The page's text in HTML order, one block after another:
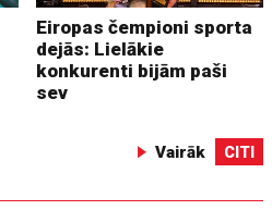
Eiropas čempioni sporta
dejās: Lielākie
konkurenti bijām paši
sev
Vairāk CITI